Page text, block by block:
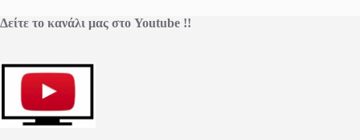
Δείτε το κανάλι μας στο Youtube !!